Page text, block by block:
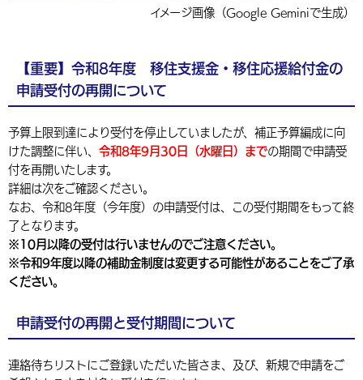
イメージ画像（Google Geminiで生成）
【重要】令和8年度 移住支援金・移住応援給付金の
申請受付の再開について
予算上限到達により受付を停止していましたが、補正予算編成に向
けた調整に伴い、 令和8年9月30日（水曜日）までの期間で申請受
付を再開いたします。
詳細は次をご確認ください。
なお、令和8年度（今年度）の申請受付は、この受付期間をもって終
了となります。
※10月以降の受付は行いませんのでご注意ください。
※令和9年度以降の補助金制度は変更する可能性があることをご了承
ください。
申請受付の再開と受付期間について
連絡待ちリストにご登録いただいた皆さま、及び、新規で申請をご